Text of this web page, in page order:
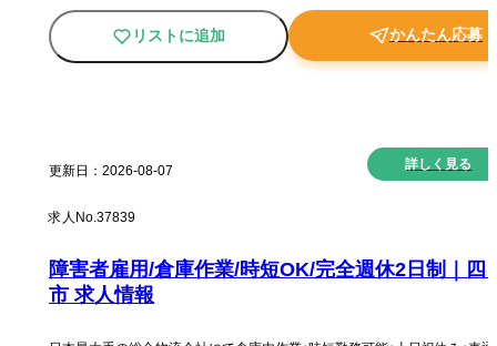
リストに追加 かんたん応募
更新日： 2026-08-07
求人No. 37839
詳しく見る
障害者雇用/倉庫作業/時短OK/完全週休2日制｜四
市 求人情報